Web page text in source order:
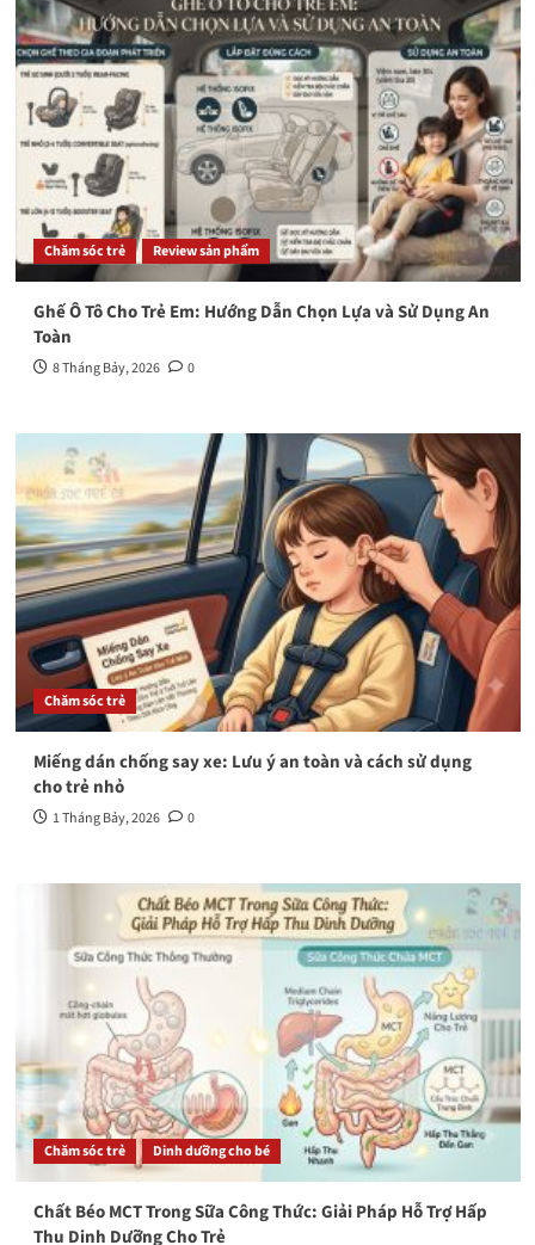
Chăm sóc trẻ Review sản phẩm
Ghế Ô Tô Cho Trẻ Em: Hướng Dẫn Chọn Lựa và Sử Dụng An
Toàn
8 Tháng Bảy, 2026 0
Chăm sóc trẻ
Miếng dán chống say xe: Lưu ý an toàn và cách sử dụng
cho trẻ nhỏ
1 Tháng Bảy, 2026 0
Chăm sóc trẻ Dinh dưỡng cho bé
Chất Béo MCT Trong Sữa Công Thức: Giải Pháp Hỗ Trợ Hấp
Thu Dinh Dưỡng Cho Trẻ